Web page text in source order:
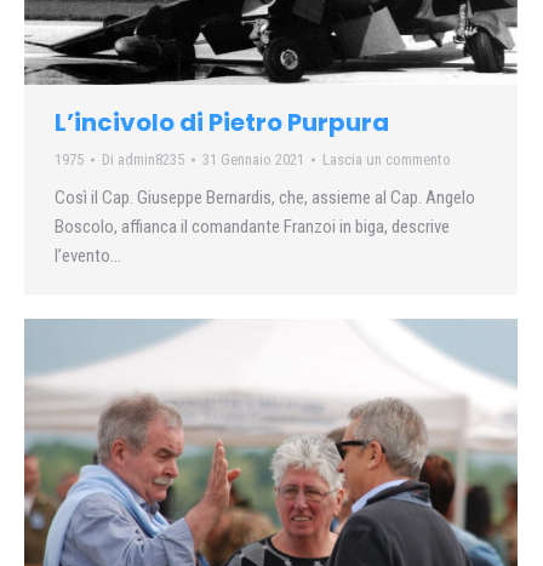
L’incivolo di Pietro Purpura
1975 Di admin8235 31 Gennaio 2021 Lascia un commento
Così il Cap. Giuseppe Bernardis, che, assieme al Cap. Angelo
Boscolo, affianca il comandante Franzoi in biga, descrive
l’evento…